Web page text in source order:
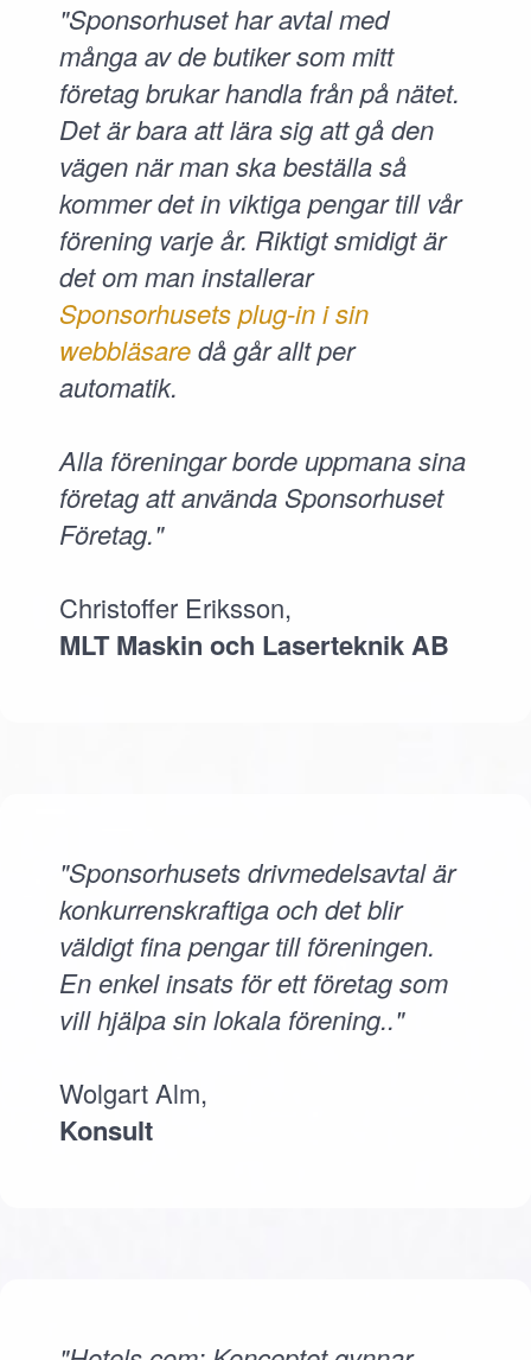
"Sponsorhuset har avtal med
många av de butiker som mitt
företag brukar handla från på nätet.
Det är bara att lära sig att gå den
vägen när man ska beställa så
kommer det in viktiga pengar till vår
förening varje år. Riktigt smidigt är
det om man installerar
Sponsorhusets plug-in i sin
webbläsaredå går allt per
automatik.
Alla föreningar borde uppmana sina
företag att använda Sponsorhuset
Företag."
Christoffer Eriksson,
MLT Maskin och Laserteknik AB
"Sponsorhusets drivmedelsavtal är
konkurrenskraftiga och det blir
väldigt fina pengar till föreningen.
En enkel insats för ett företag som
vill hjälpa sin lokala förening.."
Wolgart Alm,
Konsult